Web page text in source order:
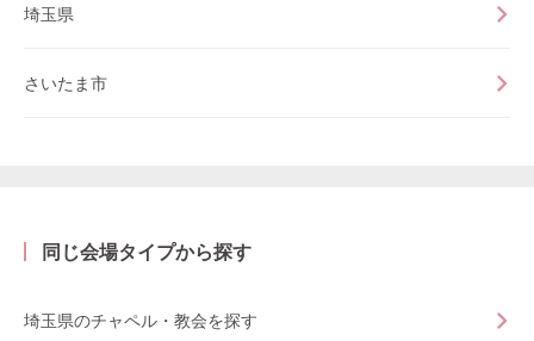
埼玉県
さいたま市
同じ会場タイプから探す
埼玉県のチャペル・教会を探す